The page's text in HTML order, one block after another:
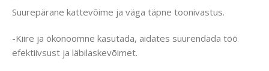
Suurepärane kattevõime ja väga täpne toonivastus.
-Kiire ja ökonoomne kasutada, aidates suurendada töö
efektiivsust ja läbilaskevõimet.